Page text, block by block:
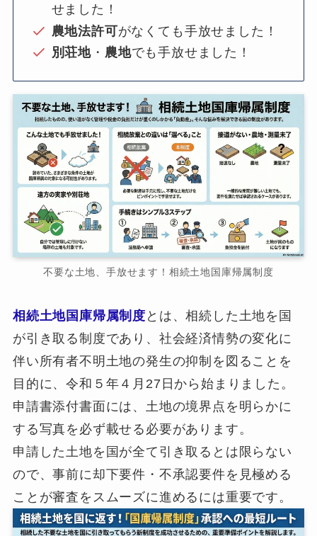
せました！
農地法許可がなくても手放せました！
別荘地 ・ 農地でも手放せました！
不要な土地、手放せます！相続土地国庫帰属制度
相続土地国庫帰属制度 とは、相続した土地を国
が引き取る制度であり、社会経済情勢の変化に
伴い所有者不明土地の発生の抑制を図ることを
目的に、令和５年４月27日から始まりました。
申請書添付書面には、土地の境界点を明らかに
する写真を必ず載せる必要があります。
申請した土地を国が全て引き取るとは限らない
ので、事前に却下要件・不承認要件を見極める
ことが審査をスムーズに進めるには重要です。